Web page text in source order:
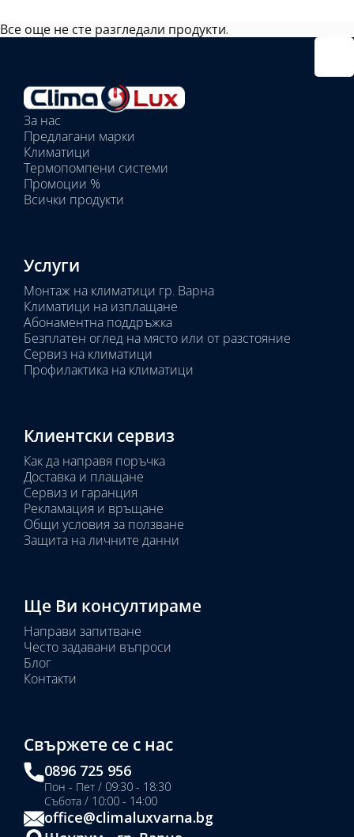
Все още не сте разгледали продукти.
Избрани
вътрешни
тела:
Избрано
тяло:
За нас
Предлагани марки
Климатици
Термопомпени системи
Промоции %
Всички продукти
Услуги
Монтаж на климатици гр. Варна
Климатици на изплащане
Абонаментна поддръжка
Безплатен оглед на място или от разстояние
Сервиз на климатици
Профилактика на климатици
Клиентски сервиз
Как да направя поръчка
Доставка и плащане
Сервиз и гаранция
Рекламация и връщане
Общи условия за ползване
Защита на личните данни
Ще Ви консултираме
Направи запитване
Често задавани въпроси
Блог
Контакти
Свържете се с нас
0896 725 956
Пон - Пет / 09:30 - 18:30
Събота / 10:00 - 14:00
office@climaluxvarna.bg